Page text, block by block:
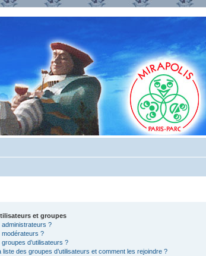
et groupes
?
modérateurs ?
d’utilisateurs ?
liste des groupes d’utilisateurs et comment les rejoindre ?